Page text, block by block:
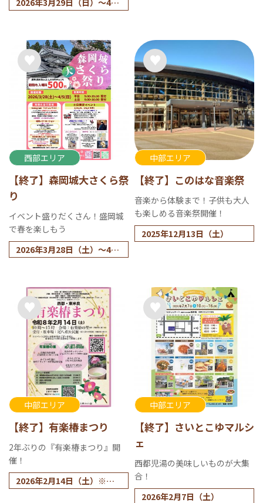
（土）10：30～20：00、5
日（日）10：30～16：00
西部エリア
【終了】森岡城大さくら祭
り
イベント盛りだくさん！盛岡城
で春を楽しもう
2026年3月28日（土）～4月
中部エリア
【終了】このはな音楽祭
音楽から体験まで！子供も大人
も楽しめる音楽祭開催！
2025年12月13日（土）
中部エリア
【終了】有楽椿まつり
2年ぶりの『有楽椿まつり』開
催！
2026年2月14日（土）※参
中部エリア
【終了】さいとこゆマルシ
ェ
西都児湯の美味しいものが大集
合！
2026年2月7日（土）